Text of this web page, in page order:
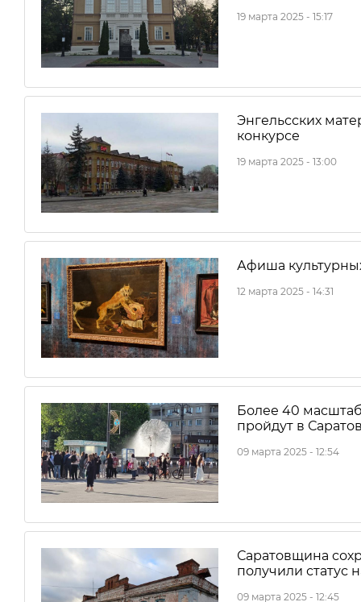
19 марта 2025 - 15:17
Энгельсских
конкурсе
19 марта 2025 - 13:00
Афиша
12 марта 2025 - 14:31
Более 40
пройдут в
09 марта 2025 - 12:54
Саратовщина
получили статус
09 марта 2025 - 12:45